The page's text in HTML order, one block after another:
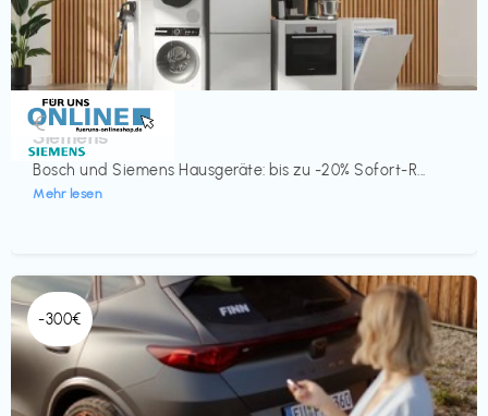
Küche & Haushalt
Siemens
Bosch und Siemens Hausgeräte: bis zu -20% Sofort-R...
Mehr lesen
€‎
-300€